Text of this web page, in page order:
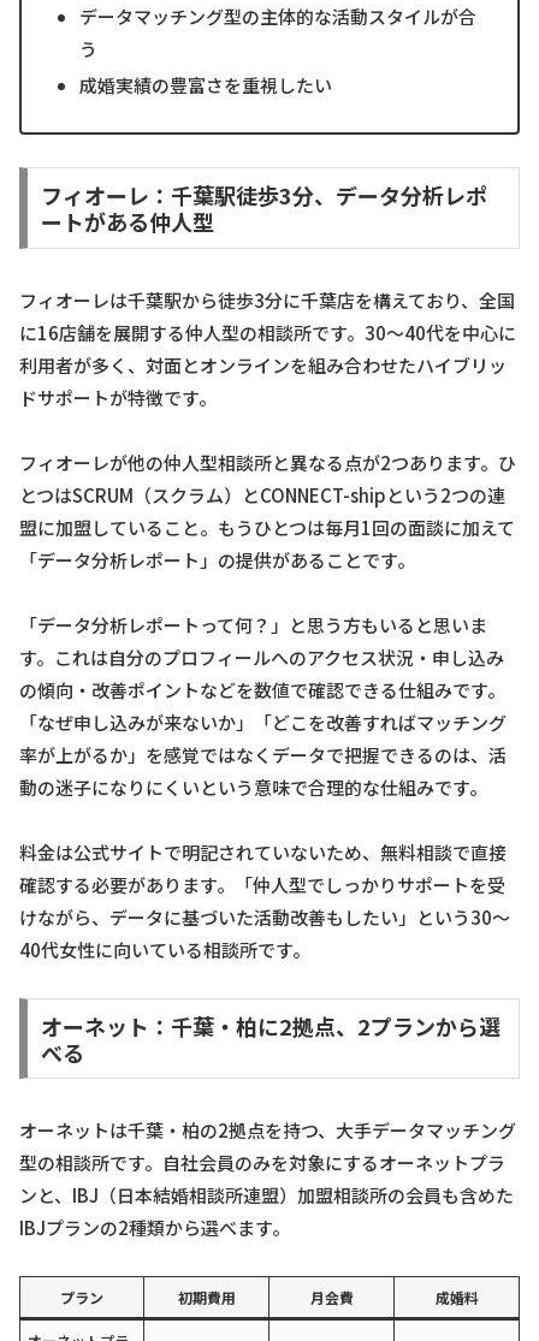
データマッチング型の主体的な活動スタイルが合
う
成婚実績の豊富さを重視したい
フィオーレ：千葉駅徒歩3分、データ分析レポ
ートがある仲人型
フィオーレは千葉駅から徒歩3分に千葉店を構えており、全国
に16店舗を展開する仲人型の相談所です。30〜40代を中心に
利用者が多く、対面とオンラインを組み合わせたハイブリッ
ドサポートが特徴です。
フィオーレが他の仲人型相談所と異なる点が2つあります。ひ
とつはSCRUM（スクラム）とCONNECT-shipという2つの連
盟に加盟していること。もうひとつは毎月1回の面談に加えて
「データ分析レポート」の提供があることです。
「データ分析レポートって何？」と思う方もいると思いま
す。これは自分のプロフィールへのアクセス状況・申し込み
の傾向・改善ポイントなどを数値で確認できる仕組みです。
「なぜ申し込みが来ないか」「どこを改善すればマッチング
率が上がるか」を感覚ではなくデータで把握できるのは、活
動の迷子になりにくいという意味で合理的な仕組みです。
料金は公式サイトで明記されていないため、無料相談で直接
確認する必要があります。「仲人型でしっかりサポートを受
けながら、データに基づいた活動改善もしたい」という30〜
40代女性に向いている相談所です。
オーネット：千葉・柏に2拠点、2プランから選
べる
オーネットは千葉・柏の2拠点を持つ、大手データマッチング
型の相談所です。自社会員のみを対象にするオーネットプラ
ンと、IBJ（日本結婚相談所連盟）加盟相談所の会員も含めた
IBJプランの2種類から選べます。
プラン 初期費用 月会費 成婚料